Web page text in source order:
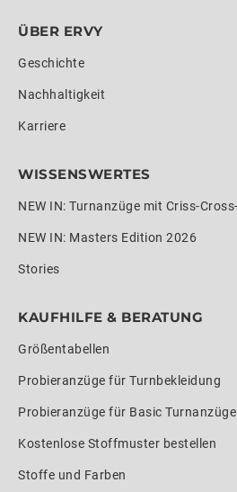
ÜBER ERVY
Geschichte
Nachhaltigkeit
Karriere
WISSENSWERTES
NEW IN: Turnanzüge mit Criss-
NEW IN: Masters Edition 2026
Stories
KAUFHILFE & BERATUNG
Größentabellen
Probieranzüge für Turnbekleidung
Probieranzüge für Basic
Kostenlose Stoffmuster bestellen
Stoffe und Farben